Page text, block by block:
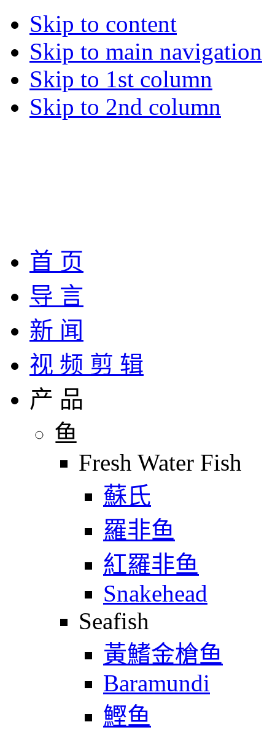
Skip to content
Skip to main navigation
Skip to 1st column
Skip to 2nd column
首 页
导 言
新 闻
视 频 剪 辑
产 品
鱼
Fresh Water Fish
蘇氏
羅非鱼
紅羅非鱼
Snakehead
Seafish
黃鰭金槍鱼
Baramundi
鰹鱼